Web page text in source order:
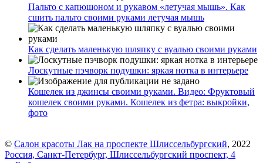
Пальто с капюшоном и рукавом «летучая мышь». Как
сшить пальто своими руками летучая мышь
Как сделать маленькую шляпку с вуалью своими руками
Лоскутные пэчворк подушки: яркая нотка в интерьере
Кошелек из джинсы своими руками. Видео: Фруктовый
кошелек своими руками. Кошелек из фетра: выкройки,
фото
© Салон красоты Лак на проспекте Шлиссельбургский, 2022
Россия, Санкт-Петербург, Шлиссельбургский проспект, 4